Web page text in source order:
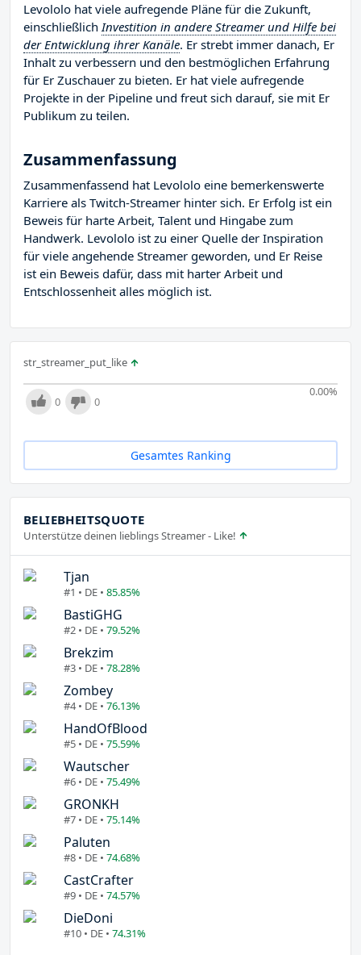
Levololo hat viele aufregende Pläne für die Zukunft,
einschließlichInvestition in andere Streamer und Hilfe bei
der Entwicklung ihrer Kanäle. Er strebt immer danach, Er
Inhalt zu verbessern und den bestmöglichen Erfahrung
für Er Zuschauer zu bieten. Er hat viele aufregende
Projekte in der Pipeline und freut sich darauf, sie mit Er
Publikum zu teilen.
Zusammenfassung
Zusammenfassend hat Levololo eine bemerkenswerte
Karriere als Twitch-Streamer hinter sich. Er Erfolg ist ein
Beweis für harte Arbeit, Talent und Hingabe zum
Handwerk. Levololo ist zu einer Quelle der Inspiration
für viele angehende Streamer geworden, und Er Reise
ist ein Beweis dafür, dass mit harter Arbeit und
Entschlossenheit alles möglich ist.
str_streamer_put_like
0.00%
0 0
Gesamtes Ranking
BELIEBHEITSQUOTE
Unterstütze deinen lieblings Streamer - Like!
Tjan
#1 • DE • 85.85%
BastiGHG
#2 • DE • 79.52%
Brekzim
#3 • DE • 78.28%
Zombey
#4 • DE • 76.13%
HandOfBlood
#5 • DE • 75.59%
Wautscher
#6 • DE • 75.49%
GRONKH
#7 • DE • 75.14%
Paluten
#8 • DE • 74.68%
CastCrafter
#9 • DE • 74.57%
DieDoni
#10 • DE • 74.31%